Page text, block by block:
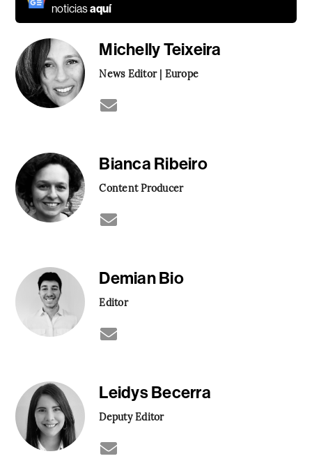
noticiasaquí
Michelly Teixeira
News Editor | Europe
Bianca Ribeiro
Content Producer
Demian Bio
Editor
Leidys Becerra
Deputy Editor